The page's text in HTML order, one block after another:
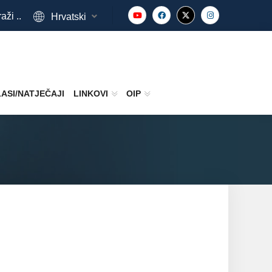
.. Hrvatski
NATJEČAJI LINKOVI OIP